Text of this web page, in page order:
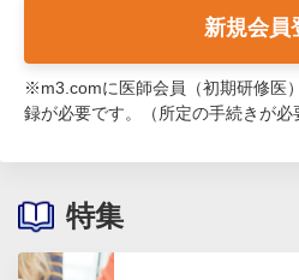
新規会員
※m3.comに医師会員（初期研修医
録が必要です。（所定の手続きが必
特集